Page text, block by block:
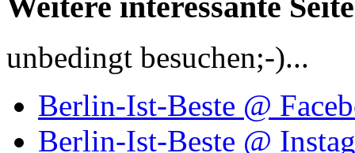
unbedingt besuchen;-)...
Berlin-Ist-Beste @
Berlin-Ist-Beste @